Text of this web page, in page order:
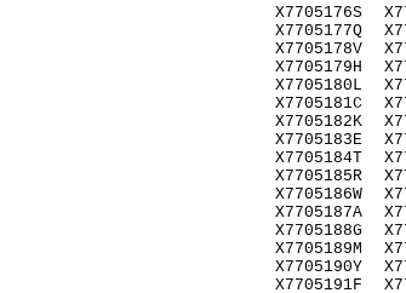
X7705176S
X7705177Q
X7705178V
X7705179H
X7705180L
X7705181C
X7705182K
X7705183E
X7705184T
X7705185R
X7705186W
X7705187A
X7705188G
X7705189M
X7705190Y
X7705191F